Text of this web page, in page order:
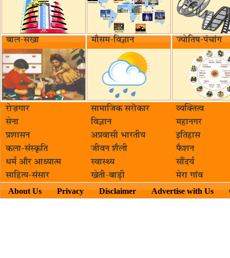
बाल-सखा मौसम-विज्ञान ज्योतिष-पंचांग
रोज़गार सामाजिक सरॊकार‌
व्यक्तित्व
सेना
विज्ञान
महानगर
प्रशासन
अप्रवासी भारतीय
इतिहास
कला-संस्कृति
जीवन शैली
फैशन
धर्म और आध्यात्म
स्वास्थ्य
सौंदर्य
साहित्य-संसार
खेती-बाड़ी मेरा गांव
About Us Privacy Disclaimer Advertise with Us